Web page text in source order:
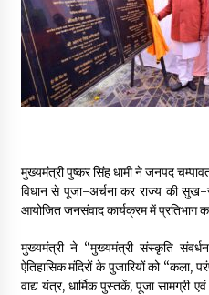
May 16, 2022
Thought Of The
May 14, 2022
May 13, 2022
May 12, 2022
मुख्यमंत्री पुष्कर सिंह धामी ने जनपद
विधान से पूजा-अर्चना कर राज्य की सुख-
आयोजित जनसंवाद कार्यक्रम में प्रतिभाग
मुख्यमंत्री ने ‘‘मुख्यमंत्री संस्कृति
ऐतिहासिक मंदिरों के पुजारियों को “कला,
वाद्य यंत्र, धार्मिक पुस्तकें, पूजा सामग्री